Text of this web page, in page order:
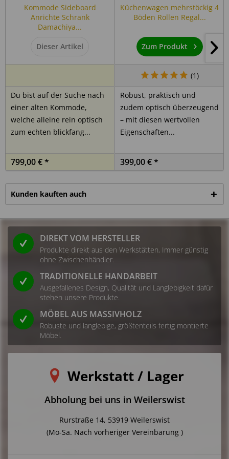
Unsere Massivholzmöbel sind handgefertigt die Artikelbilder können
beispielhaft und deshalb in Form, Farbe und Größe minimal abweichen.
Maserungen, Unebenheiten etc. sind möglich, bewusst belassene
Spuren verleihen jedem Möbelstück seine Individualität. Diese
Eigenschaften sind gewollt und stellen keinen Mangel dar.
Details zur Produktsicherheit (GPSR)
Als verantwortungsbewusstes Handelsunternehmen legen
wir großen Wert auf Transparenz und die Einhaltung
gesetzlicher Vorgaben. Im Rahmen der EU-Verordnung sind
Wirtschaftsakteur bereitzustellen. Dieser ist für die
Einhaltung der EU-Vorschriften zu unseren Produkten
verantwortlich.
Hersteller:
Rurstraße 14
53919 Weilerswist
E-Mail: service@indoortrend.com
Sicherheitshinweis:
1. Bestimmungsgemäße Verwendung
in Innenräumen vorgesehen. Eine Nutzung im
vorgesehen. Eine andere als die bestimmungsgemäße
Verwendung gilt als nicht vorhersehbar.
Kommode Sideboard
Anrichte Schrank
Damachiya...
Küchenwagen mehrstöckig 4
Böden Rollen Regal...
Dieser Artikel Zum Produkt
(1)
Du bist auf der Suche nach
einer alten Kommode,
welche alleine rein optisch
zum echten blickfang...
Robust, praktisch und
zudem optisch überzeugend
– mit diesen wertvollen
Eigenschaften...
799,00 € * 399,00 € *
Kunden kauften auch
DIREKT VOM HERSTELLER
Produkte direkt aus den Werkstätten, Immer günstig
ohne Zwischenhändler.
TRADITIONELLE HANDARBEIT
Ausgefallenes Design, Qualität und Langlebigkeit dafür
stehen unsere Produkte.
MÖBEL AUS MASSIVHOLZ
Robuste und langlebige, größtenteils fertig montierte
Möbel.
Werkstatt / Lager
Abholung bei uns in Weilerswist
Rurstraße 14, 53919 Weilerswist
(Mo-Sa. Nach vorheriger Vereinbarung )